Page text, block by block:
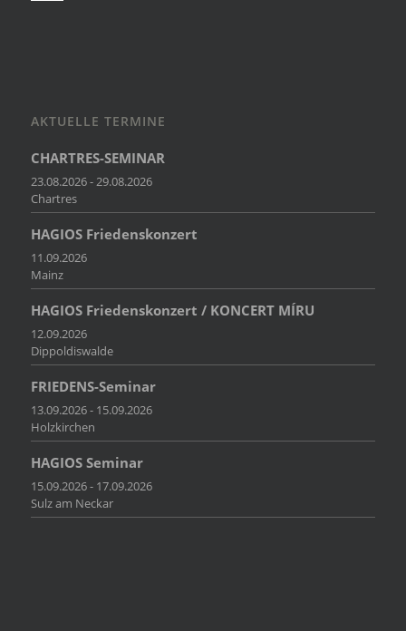
AKTUELLE TERMINE
CHARTRES-SEMINAR
23.08.2026 - 29.08.2026
Chartres
HAGIOS Friedenskonzert
11.09.2026
Mainz
HAGIOS Friedenskonzert / KONCERT MÍRU
12.09.2026
Dippoldiswalde
FRIEDENS-Seminar
13.09.2026 - 15.09.2026
Holzkirchen
HAGIOS Seminar
15.09.2026 - 17.09.2026
Sulz am Neckar